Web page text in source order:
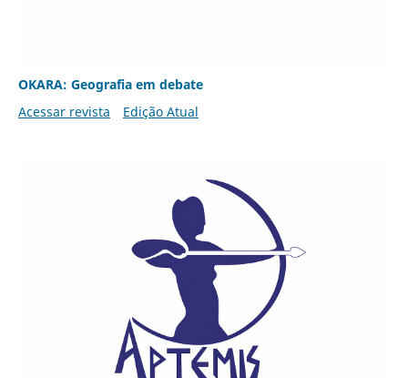
OKARA: Geografia em debate
Acessar revista
Edição Atual